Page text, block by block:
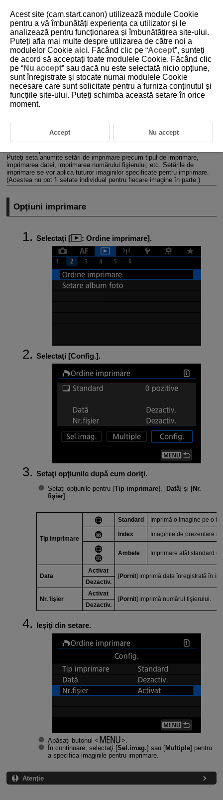
D180-150
Comandă imprimare (DPOF)
Opţiuni imprimare
Selectare imagini pentru imprimare
selectarea imaginii, cantitatea de imprimat etc. Puteţi să imprimaţi mai
multe imagini într-un singur lot sau să daţi o comandă de imprimare unui
Puteţi seta anumite setări de imprimare precum tipul de imprimare,
imprimarea datei, imprimarea numărului fişierului, etc. Setările de
imprimare se vor aplica tuturor imaginilor specificate pentru imprimare.
(Acestea nu pot fi setate individual pentru fiecare imagine în parte.)
Opţiuni imprimare
Selectaţi [ : Ordine imprimare].
Selectaţi [Config.].
Setaţi opţiunile după cum doriţi.
Setaţi opţiunile pentru [Tip imprimare], [Dată] şi [Nr.
fişier].
Tip imprimare
Standard Imprimă o imagine pe o
Index Imaginile de prezentare
Ambele Imprimare atât standard
Data
Activat
[Pornit] imprimă data înregistrată în
Dezactiv.
Nr. fişier
Activat
[Pornit] imprimă numărul fişierului.
Dezactiv.
Ieşiţi din setare.
Apăsaţi butonul
În continuare, selectaţi [Sel.imag.] sau [Multiple] pentru
a specifica imaginile pentru imprimare.
Atenţie
Acest site (cam.start.canon) utilizează module Cookie
pentru a vă îmbunătăți experiența ca utilizator și le
analizează pentru funcționarea și îmbunătățirea site-ului.
Puteți afla mai multe despre utilizarea de către noi a
modulelor Cookie aici. Făcând clic pe “Accept”, sunteți
de acord să acceptați toate modulele Cookie. Făcând clic
pe “Nu accept” sau dacă nu este selectată nicio opțiune,
sunt înregistrate și stocate numai modulele Cookie
necesare care sunt solicitate pentru a furniza conținutul și
funcțiile site-ului. Puteți schimba această setare în orice
moment.
Accept Nu accept